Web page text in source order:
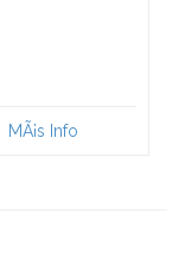
MÃ¡s Info